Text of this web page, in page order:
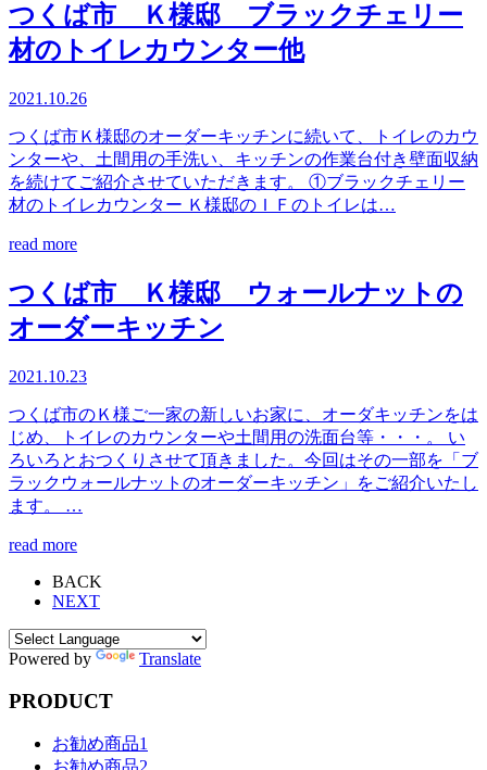
つくば市 Ｋ様邸 ブラックチェリー
材のトイレカウンター他
2021.10.26
つくば市Ｋ様邸のオーダーキッチンに続いて、トイレのカウ
ンターや、土間用の手洗い、キッチンの作業台付き壁面収納
を続けてご紹介させていただきます。 ①ブラックチェリー
材のトイレカウンター Ｋ様邸のＩＦのトイレは…
read more
つくば市 Ｋ様邸 ウォールナットの
オーダーキッチン
2021.10.23
つくば市のＫ様ご一家の新しいお家に、オーダキッチンをは
じめ、トイレのカウンターや土間用の洗面台等・・・。 い
ろいろとおつくりさせて頂きました。今回はその一部を「ブ
ラックウォールナットのオーダーキッチン」をご紹介いたし
ます。 …
read more
BACK
NEXT
Powered by Translate
PRODUCT
お勧め商品1